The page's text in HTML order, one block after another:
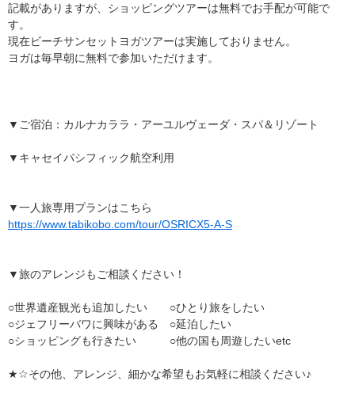
記載がありますが、ショッピングツアーは無料でお手配が可能で
す。
現在ビーチサンセットヨガツアーは実施しておりません。
ヨガは毎早朝に無料で参加いただけます。
▼ご宿泊：カルナカララ・アーユルヴェーダ・スパ＆リゾート
▼キャセイパシフィック航空利用
▼一人旅専用プランはこちら
https://www.tabikobo.com/tour/OSRICX5-A-S
▼旅のアレンジもご相談ください！
○世界遺産観光も追加したい ○ひとり旅をしたい
○ジェフリーバワに興味がある ○延泊したい
○ショッピングも行きたい ○他の国も周遊したいetc
★☆その他、アレンジ、細かな希望もお気軽に相談ください♪